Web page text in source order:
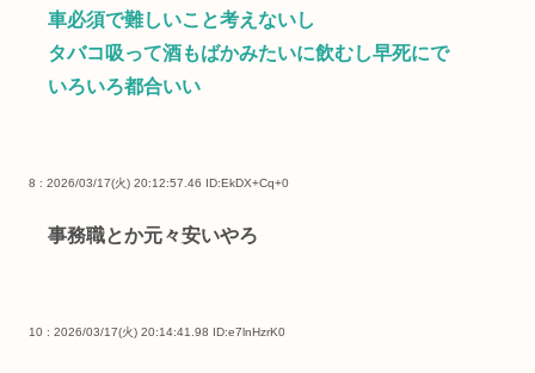
車必須で難しいこと考えないし
タバコ吸って酒もばかみたいに飲むし早死にで
いろいろ都合いい
8 : 2026/03/17(火) 20:12:57.46 ID:EkDX+Cq+0
事務職とか元々安いやろ
10 : 2026/03/17(火) 20:14:41.98 ID:e7lnHzrK0